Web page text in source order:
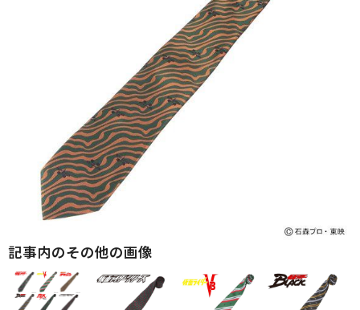
記事内のその他の画像